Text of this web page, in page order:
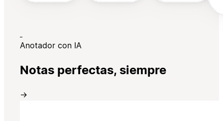
Anotador con IA
Notas perfectas, siempre
→